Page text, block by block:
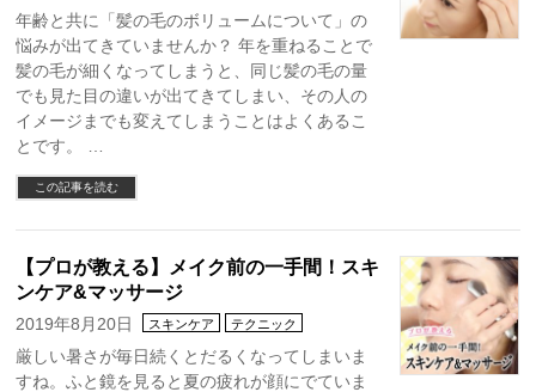
年齢と共に「髪の毛のボリュームについて」の
悩みが出てきていませんか？ 年を重ねることで
髪の毛が細くなってしまうと、同じ髪の毛の量
でも見た目の違いが出てきてしまい、その人の
イメージまでも変えてしまうことはよくあるこ
とです。 …
この記事を読む
【プロが教える】メイク前の一手間！スキ
ンケア&マッサージ
2019年8月20日 スキンケア テクニック
厳しい暑さが毎日続くとだるくなってしまいま
すね。ふと鏡を見ると夏の疲れが顔にでていま